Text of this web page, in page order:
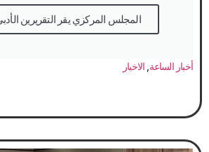
المجلس المركزي يقر التقريرين
أخبار الساعة, الاخبار